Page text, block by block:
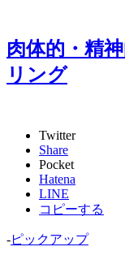
肉体的・精
リング
Twitter
Share
Pocket
Hatena
LINE
コピーする
-ピックアップ